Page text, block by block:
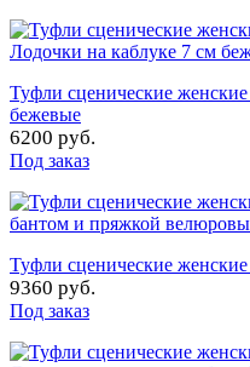
Туфли сценические
бежевые
6200 руб.
Под заказ
Туфли сценические
9360 руб.
Под заказ